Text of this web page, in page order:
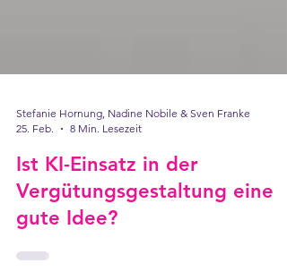
25. Feb.
8 Min. Lesezeit
Ist KI-Einsatz in der
Vergütungsgestaltung eine
gute Idee?